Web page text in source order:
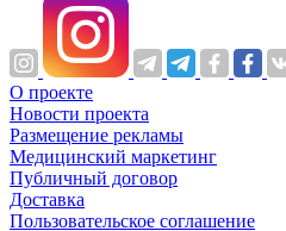
О проекте
Новости проекта
Размещение рекламы
Медицинский маркетинг
Публичный договор
Доставка
Пользовательское соглашение